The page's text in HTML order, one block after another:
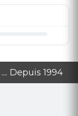
Crystal 4K,
Depuis 1994